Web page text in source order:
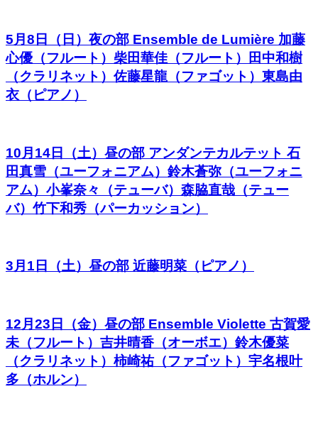
5月8日（日）夜の部 Ensemble de Lumière 加藤
心優（フルート）柴田華佳（フルート）田中和樹
（クラリネット）佐藤星龍（ファゴット）東島由
衣（ピアノ）
10月14日（土）昼の部 アンダンテカルテット 石
田真雪（ユーフォニアム）鈴木蒼弥（ユーフォニ
アム）小峯奈々（テューバ）森脇直哉（テュー
バ）竹下和秀（パーカッション）
3月1日（土）昼の部 近藤明菜（ピアノ）
12月23日（金）昼の部 Ensemble Violette 古賀愛
未（フルート）吉井晴香（オーボエ）鈴木優菜
（クラリネット）柿崎祐（ファゴット）宇名根叶
多（ホルン）